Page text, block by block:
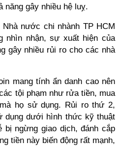
năng gây nhiều hệ luỵ.
nước chi nhành TP HCM
nhìn nhận, sự xuất hiện của
gây nhiều rủi ro cho các nhà
mang tính ẩn danh cao nên
tội phạm như rửa tiền, mua
họ sử dụng. Rủi ro thứ 2,
dụng dưới hình thức kỹ thuật
bị ngừng giao dịch, đánh cắp
tiền này biến động rất mạnh,